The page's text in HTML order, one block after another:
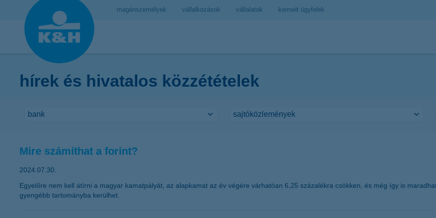
magánszemélyek vállalkozások vállalatok kiemelt ügyfelek
hírek és hivatalos közzétételek
Mire számíthat a forint?
2024.07.30.
Egyelőre nem kell átírni a magyar kamatpályát, az alapkamat az év végére várhatóan 6,25 százalékra csökken, és még így is
gyengébb tartományba kerülhet.